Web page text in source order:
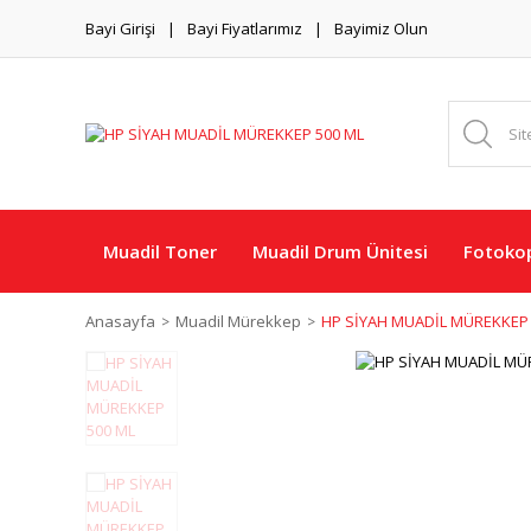
Bayi Girişi Bayi Fiyatlarımız Bayimiz Olun
Muadil Toner Muadil Drum Ünitesi
Anasayfa Muadil Mürekkep HP SİYAH MUADİL